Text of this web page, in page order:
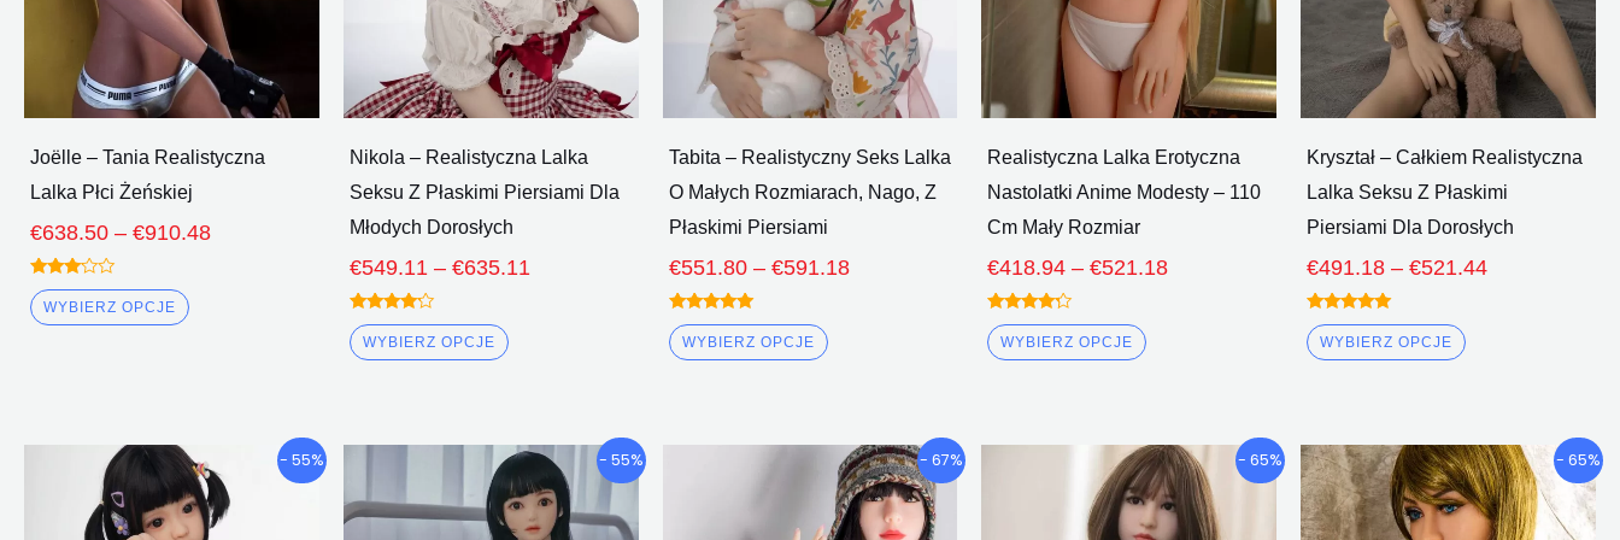
Joëlle – Tania Realistyczna
Lalka Płci Żeńskiej
€638.50 – €910.48
Oceniono
3.00
z 5
WYBIERZ OPCJE
wybrać
na
stronie
produktu
Nikola – Realistyczna Lalka
Seksu Z Płaskimi Piersiami Dla
Młodych Dorosłych
€549.11 – €635.11
Oceniono
4.00
z 5
WYBIERZ OPCJE
wybrać
na
stronie
produktu
Tabita – Realistyczny Seks Lalka
O Małych Rozmiarach, Nago, Z
Płaskimi Piersiami
€551.80 – €591.18
Oceniono
5.00
z 5
WYBIERZ OPCJE
wybrać
na
stronie
produktu
Realistyczna Lalka Erotyczna
Nastolatki Anime Modesty – 110
Cm Mały Rozmiar
€418.94 – €521.18
Oceniono
4.00
z 5
WYBIERZ OPCJE
wybrać
na
stronie
produktu
Kryształ – Całkiem Realistyczna
Lalka Seksu Z Płaskimi
Piersiami Dla Dorosłych
€491.18 – €521.44
Oceniono
5.00
z 5
WYBIERZ OPCJE
wybrać
na
stronie
produktu
- 55%
Przedział
cenowy:
€491.18
Ten
produkt
ma
- 55%
Przedział
cenowy:
€471.50
Ten
produkt
ma
- 67%
Przedział
cenowy:
€701.30
Ten
produkt
ma
- 65%
Przedział
cenowy:
€707.46
Ten
produkt
ma
- 65%
Przedział
cenowy:
€712.99
Ten
produkt
ma